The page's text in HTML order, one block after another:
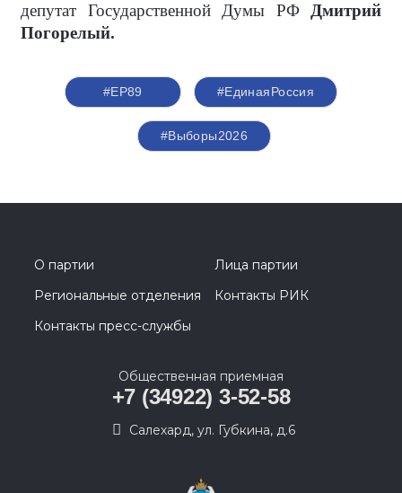
депутат Государственной Думы РФ Дмитрий
Погорелый.
#ЕР89 #ЕдинаяРоссия
#Выборы2026
О партии
Лица партии
Региональные отделения
Контакты РИК
Контакты пресс-службы
Общественная приемная
+7 (34922) 3-52-58
Салехард, ул. Губкина, д.6